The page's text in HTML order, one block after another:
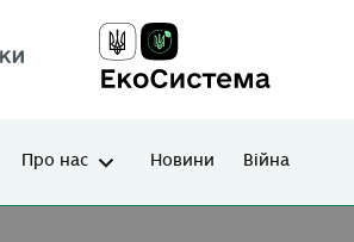
Про нас Новини Війна